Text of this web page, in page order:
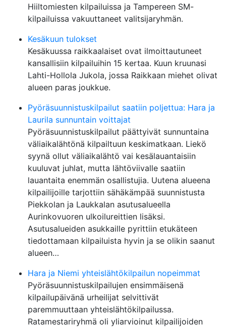
Hiiltomiesten kilpailuissa ja Tampereen SM-
kilpailuissa vakuuttaneet valitsijaryhmän.
Kesäkuun tulokset
Kesäkuussa raikkaalaiset ovat ilmoittautuneet
kansallisiin kilpailuihin 15 kertaa. Kuun kruunasi
Lahti-Hollola Jukola, jossa Raikkaan miehet olivat
alueen paras joukkue.
Pyöräsuunnistuskilpailut saatiin poljettua: Hara ja
Laurila sunnuntain voittajat
Pyöräsuunnistuskilpailut päättyivät sunnuntaina
väliaikalähtönä kilpailtuun keskimatkaan. Liekö
syynä ollut väliaikalähtö vai kesälauantaisiin
kuuluvat juhlat, mutta lähtöviivalle saatiin
lauantaita enemmän osallistujia. Uutena alueena
kilpailijoille tarjottiin sähäkämpää suunnistusta
Piekkolan ja Laukkalan asutusalueella
Aurinkovuoren ulkoilureittien lisäksi.
Asutusalueiden asukkaille pyrittiin etukäteen
tiedottamaan kilpailuista hyvin ja se olikin saanut
alueen…
Hara ja Niemi yhteislähtökilpailun nopeimmat
Pyöräsuunnistuskilpailujen ensimmäisenä
kilpailupäivänä urheilijat selvittivät
paremmuuttaan yhteislähtökilpailussa.
Ratamestariryhmä oli yliarvioinut kilpailijoiden